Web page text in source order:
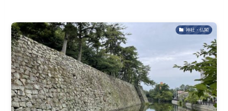
神社・仏閣